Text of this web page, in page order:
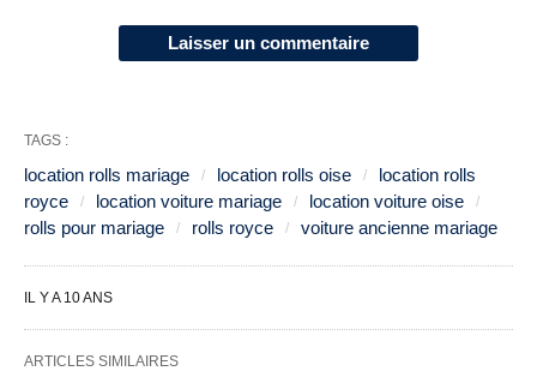
Laisser un commentaire
TAGS :
location rolls mariage location rolls oise
location rolls
royce
location voiture mariage
location voiture oise
rolls pour mariage
rolls royce voiture ancienne mariage
IL Y A 10 ANS
ARTICLES SIMILAIRES